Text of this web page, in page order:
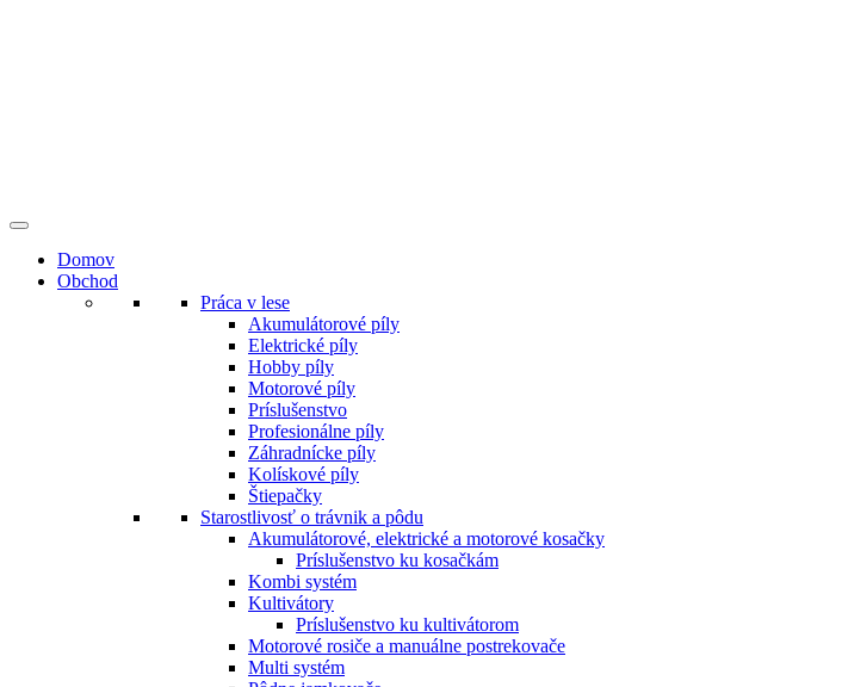
Domov
Obchod
Práca v lese
Akumulátorové píly
Elektrické píly
Hobby píly
Motorové píly
Príslušenstvo
Profesionálne píly
Záhradnícke píly
Kolískové píly
Štiepačky
Starostlivosť o trávnik a pôdu
Akumulátorové, elektrické a motorové kosačky
Príslušenstvo ku kosačkám
Kombi systém
Kultivátory
Príslušenstvo ku kultivátorom
Motorové rosiče a manuálne postrekovače
Multi systém